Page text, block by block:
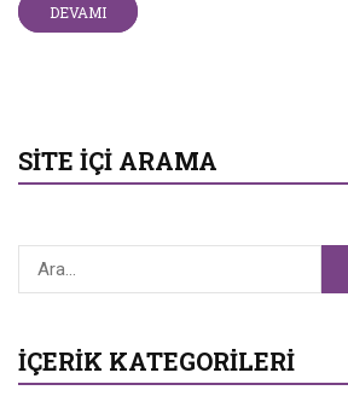
SITE İÇI ARAMA
İÇERIK KATEGORILERI
DEVAMI